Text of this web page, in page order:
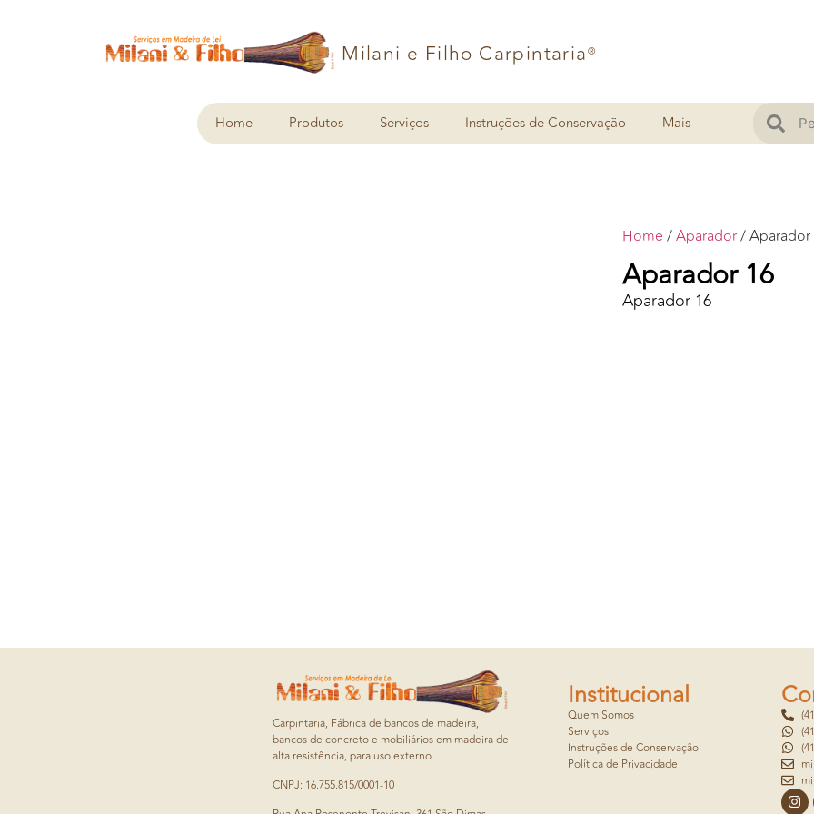
Milani e Filho Carpintaria®
Home Produtos Serviços Instruções de Conservação Mais
Home /Aparador/ Aparador
Aparador 16
Aparador 16
Carpintaria, Fábrica de bancos de madeira,
bancos de concreto e mobiliários em madeira de
alta resistência, para uso externo.
CNPJ: 16.755.815/0001-10
Institucional
Quem Somos
Serviços
Instruções de Conservação
Política de Privacidade